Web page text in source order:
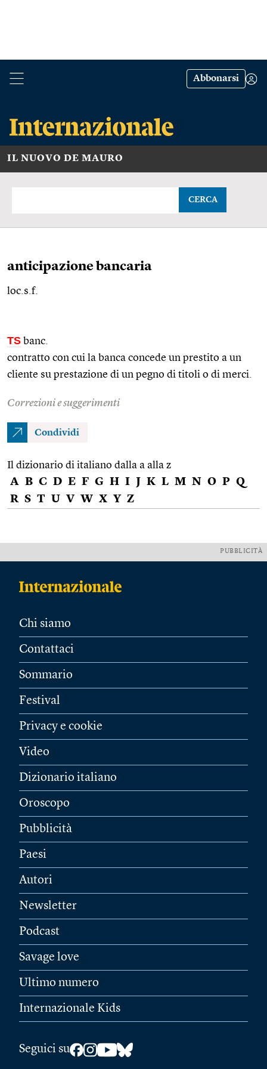
Abbonarsi
IL NUOVO DE MAURO
CERCA
anticipazione bancaria
loc.s.f.
TS banc.
contratto con cui la banca concede un prestito a un
cliente su prestazione di un pegno di titoli o di merci.
Correzioni e suggerimenti
Condividi
Il dizionario di italiano dalla a alla z
A B C D E F G H I J K L M N O P Q
R S T U V W X Y Z
PUBBLICITÀ
Chi siamo
Contattaci
Sommario
Festival
Privacy e cookie
Video
Dizionario italiano
Oroscopo
Pubblicità
Paesi
Autori
Newsletter
Podcast
Savage love
Ultimo numero
Internazionale Kids
Seguici su